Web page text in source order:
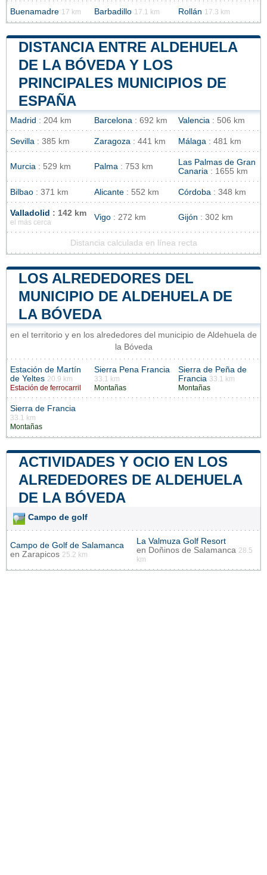
Buenamadre 17 km Barbadillo 17.1 km Rollán 17.3 km
DISTANCIA ENTRE ALDEHUELA
DE LA BÓVEDA Y LOS
PRINCIPALES MUNICIPIOS DE
ESPAÑA
Madrid : 204 km Barcelona : 692 km Valencia : 506 km
Sevilla : 385 km Zaragoza : 441 km Málaga : 481 km
Murcia : 529 km Palma : 753 km
Las Palmas de Gran
Canaria : 1655 km
Bilbao : 371 km Alicante : 552 km Córdoba : 348 km
Valladolid : 142 km
el más cerca
Vigo : 272 km Gijón : 302 km
Distancia calculada en línea recta
LOS ALREDEDORES DEL
MUNICIPIO DE ALDEHUELA DE
LA BÓVEDA
en el territorio y en los alrededores del municipio de Aldehuela de
la Bóveda
Estación de Martín
de Yeltes 20.9 km
Estación de ferrocarril
Sierra Pena Francia
33.1 km
Montañas
Sierra de Peña de
Francia 33.1 km
Montañas
Sierra de Francia
33.1 km
Montañas
ACTIVIDADES Y OCIO EN LOS
ALREDEDORES DE ALDEHUELA
DE LA BÓVEDA
Campo de golf
Campo de Golf de Salamanca
en Zarapicos 25.2 km
La Valmuza Golf Resort
en Doñinos de Salamanca 28.5
km